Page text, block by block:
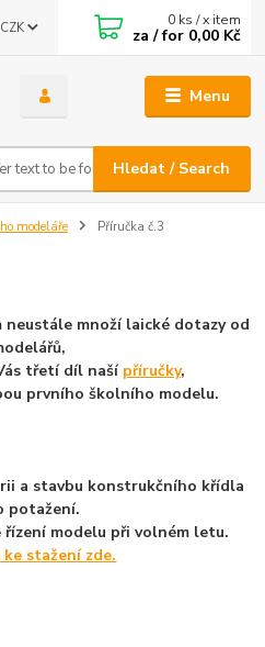
Menu
CZK
Hledat / Search
0 ks / x item
za / for 0,00 Kč
modeláře Příručka č.3
neustále množí laické dotazy od
třetí díl naší příručky,
prvního školního modelu.
a stavbu konstrukčního křídla
potažení.
modelu při volném letu.
ke stažení zde.